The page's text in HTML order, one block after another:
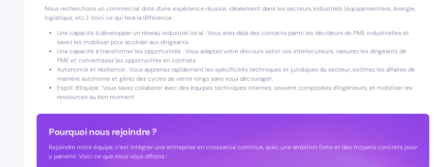
Nous recherchons un commercial doté d’une expérience réussie, idéalement dans les secteurs industriels (équipementiers, énergie,
logistique, etc.). Voici ce qui fera la différence :
Une capacité à développer un réseau industriel local : Vous avez déjà des contacts parmi les décideurs de PME industrielles et
savez les mobiliser pour accéder aux dirigeants.
Une capacité à transformer les opportunités : Vous adaptez votre discours selon vos interlocuteurs, rassurez les dirigeants de
PME et convertissez les opportunités en contrats.
Autonomie et résilience : Vous apprenez rapidement les spécificités techniques et juridiques du secteur, estimez les affaires de
manière autonome et gérez des cycles de vente longs sans vous décourager.
Esprit d’équipe : Vous savez collaborer avec des équipes techniques internes, souvent composées d’ingénieurs, et mobiliser les
ressources au bon moment.
Pourquoi nous rejoindre ?
Rejoindre notre équipe, c’est intégrer une entreprise en croissance continue, avec une ambition forte et des moyens concrets pour
y parvenir. Voici ce que nous vous offrons :